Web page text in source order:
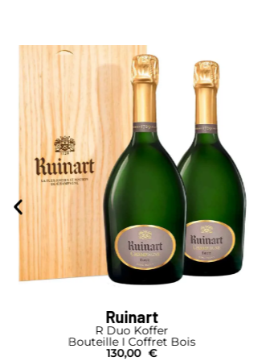
Ruinart
R Duo Koffer
Bouteille I Coffret Bois
130,00 €